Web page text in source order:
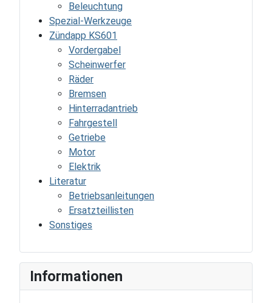
Beleuchtung
Spezial-Werkzeuge
Zündapp KS601
Vordergabel
Scheinwerfer
Räder
Bremsen
Hinterradantrieb
Fahrgestell
Getriebe
Motor
Elektrik
Literatur
Betriebsanleitungen
Ersatzteillisten
Sonstiges
Informationen